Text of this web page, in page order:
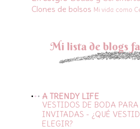
Clones de bolsos Mi vida como
Mi lista de blogs
A TRENDY LIFE
VESTIDOS DE BODA PARA
INVITADAS - ¿QUÉ
ELEGIR?